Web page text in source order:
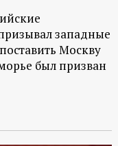
западные
Москву
был призван